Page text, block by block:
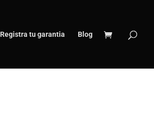
Registra tu garantia Blog